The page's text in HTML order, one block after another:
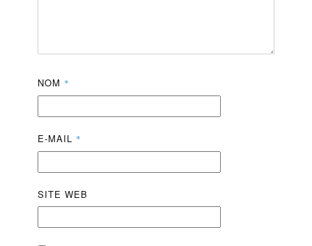
NOM *
E-MAIL *
SITE WEB